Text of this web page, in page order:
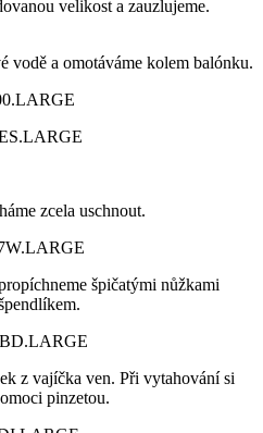
velikost a zauzlujeme.
vodě a omotáváme kolem balónku.
zcela uschnout.
špičatými nůžkami
z vajíčka ven. Při vytahování si
pinzetou.